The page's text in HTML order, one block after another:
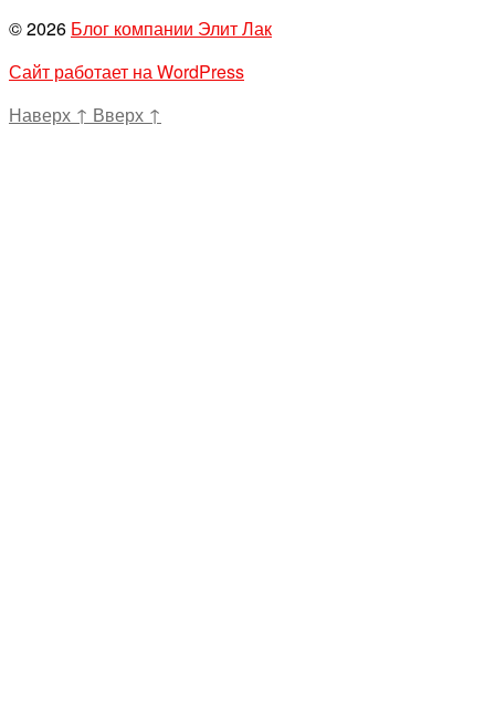
© 2026 Блог компании Элит Лак
Сайт работает на WordPress
Наверх ↑ Вверх ↑